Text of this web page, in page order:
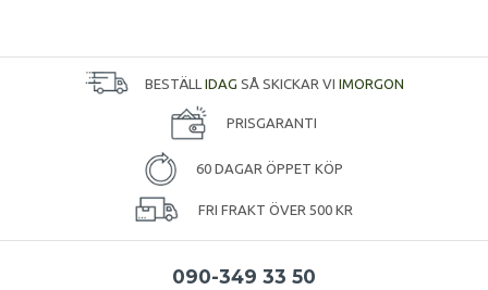
BESTÄLL IDAG SÅ SKICKAR VI IMORGON
PRISGARANTI
60 DAGAR ÖPPET KÖP
FRI FRAKT ÖVER 500 KR
090-349 33 50